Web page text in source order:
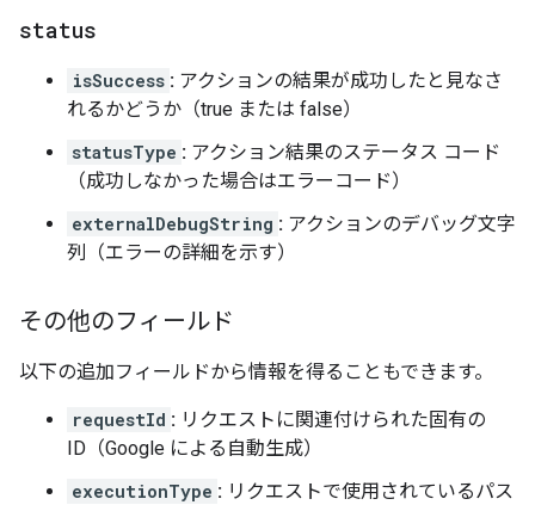
status
isSuccess : アクションの結果が成功したと見なさ
れるかどうか（true または false）
statusType : アクション結果のステータス コード
（成功しなかった場合はエラーコード）
externalDebugString : アクションのデバッグ文字
列（エラーの詳細を示す）
その他のフィールド
以下の追加フィールドから情報を得ることもできます。
requestId : リクエストに関連付けられた固有の
ID（Google による自動生成）
executionType : リクエストで使用されているパス